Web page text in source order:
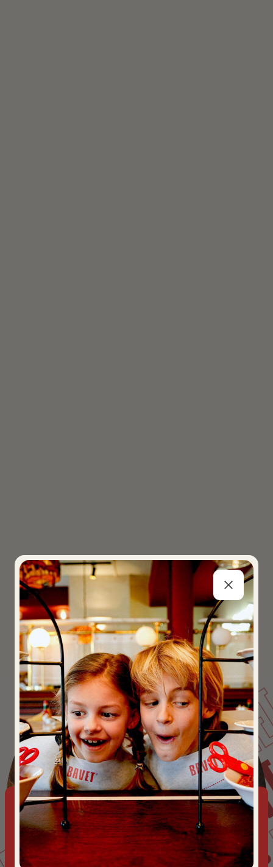
POLICY
PRIVACY POLICY
This website uses cookies to ensure you get the best
experience on our website.
Cookies